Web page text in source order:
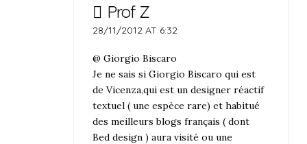
Prof Z
28/11/2012 AT 6:32
@ Giorgio Biscaro
Je ne sais si Giorgio Biscaro qui est
de Vicenza,qui est un designer réactif
textuel ( une espèce rare) et habitué
des meilleurs blogs français ( dont
Bed design ) aura visité ou une